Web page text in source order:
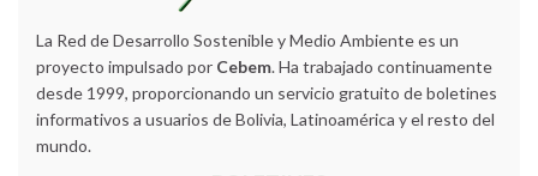
La Red de Desarrollo Sostenible y Medio Ambiente es un
proyecto impulsado por Cebem. Ha trabajado continuamente
desde 1999, proporcionando un servicio gratuito de boletines
informativos a usuarios de Bolivia, Latinoamérica y el resto del
mundo.